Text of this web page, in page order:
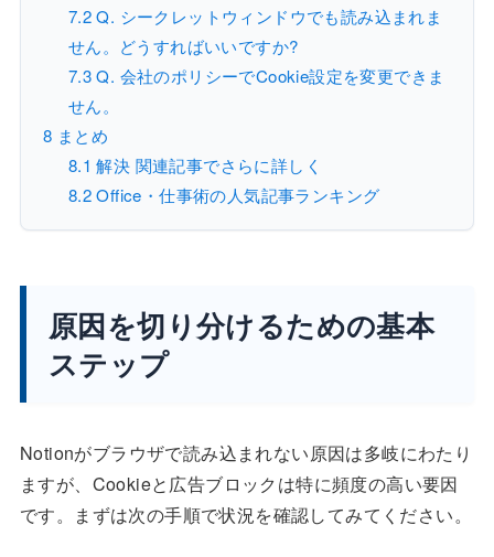
7.2Q. シークレットウィンドウでも読み込まれま
せん。どうすればいいですか?
7.3Q. 会社のポリシーでCookie設定を変更できま
せん。
8 まとめ
8.1 解決 関連記事でさらに詳しく
8.2Office・仕事術の人気記事ランキング
原因を切り分けるための基本
ステップ
Notionがブラウザで読み込まれない原因は多岐にわたり
ますが、Cookieと広告ブロックは特に頻度の高い要因
です。まずは次の手順で状況を確認してみてください。